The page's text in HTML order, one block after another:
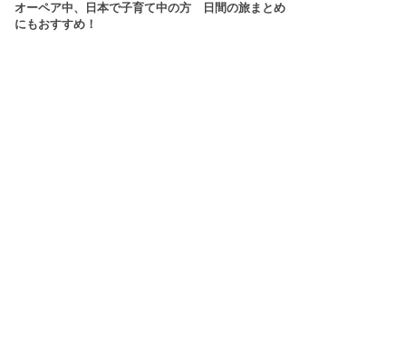
オーペア中、日本で子育て中の方
にもおすすめ！
日間の旅まとめ